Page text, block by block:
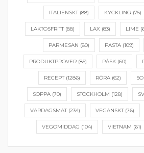
ITALIENSKT(88) KYCKLING (75)
LAKTOSFRITT(88) LAX (83) LIME
PARMESAN (80) PASTA(109)
PRODUKTPROVER(85) PÅSK(60)
RECEPT(1286) RÖRA (62)
SOPPA(70) STOCKHOLM (128)
VARDAGSMAT(234) VEGANSKT(76)
VEGOMIDDAG (104) VIETNAM (61)